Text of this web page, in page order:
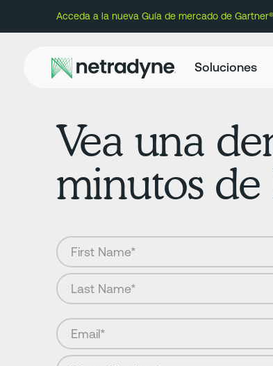
Acceda a la nueva Guía de mercado de
Soluciones
Vea una
minutos de